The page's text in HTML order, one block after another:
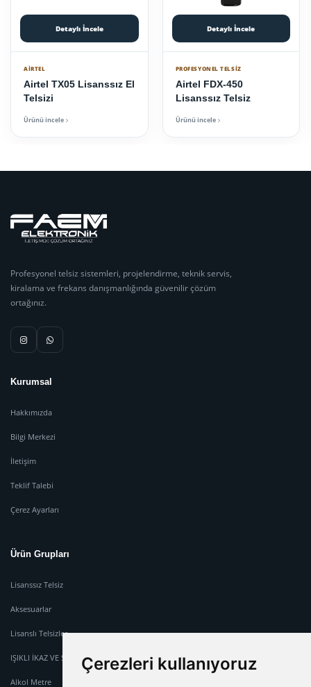
Çerezleri kullanıyoruz
Detaylı İncele
AIRTEL
Airtel TX05 Lisanssız El
Telsizi
Ürünü incele
Detaylı İncele
PROFESYONEL TELSIZ
Airtel FDX-450
Lisanssız Telsiz
Ürünü incele
Profesyonel telsiz sistemleri, projelendirme, teknik servis,
kiralama ve frekans danışmanlığında güvenilir çözüm
ortağınız.
Kurumsal
Hakkımızda
Bilgi Merkezi
İletişim
Teklif Talebi
Çerez Ayarları
Ürün Grupları
Lisanssız Telsiz
Aksesuarlar
Lisanslı Telsizler
IŞIKLI İKAZ VE SİREN SİSTEMİ
Alkol Metre